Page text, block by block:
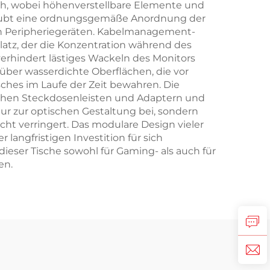
wobei höhenverstellbare Elemente und
eine ordnungsgemäße Anordnung der
Kabelmanagement-
der die Konzentration während des
lästiges Wackeln des Monitors
wasserdichte Oberflächen, die vor
im Laufe der Zeit bewahren. Die
Steckdosenleisten und Adaptern und
zur optischen Gestaltung bei, sondern
verringert. Das modulare Design vieler
langfristigen Investition für sich
Tische sowohl für Gaming- als auch für